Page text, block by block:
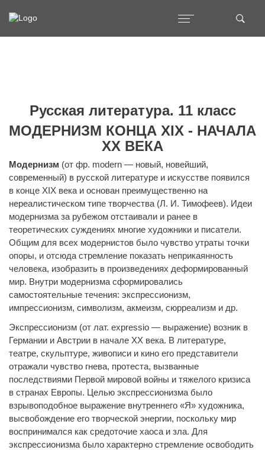
Русская литература. 11 класс
МОДЕРНИЗМ КОНЦА XIX - НАЧАЛА
XX ВЕКА
Модернизм (от фр. modern — новый, новейший,
современный) в русской литературе и искусстве появился
в конце XIX века и основан преимущественно на
нереалистическом типе творчества (Л. И. Тимофеев). Идеи
модернизма за рубежом отстаивали и ранее в
теоретических суждениях многие художники и писатели.
Общим для всех модернистов было чувство утраты точки
опоры, и отсюда стремление показать неприкаянность
человека, изобразить в произведениях деформированный
мир. Внутри модернизма сформировались
самостоятельные течения: экспрессионизм,
импрессионизм, символизм, акмеизм, сюрреализм и др.
Экспрессионизм (от лат. expressio — выражение) возник в
Германии и Австрии в начале XX века. В литературе,
театре, скульптуре, живописи и кино его представители
отражали чувство гнева, протеста, вызванные
последствиями Первой мировой войны и тяжелого кризиса
в странах Европы. Целью экспрессионизма было
взрывоподобное выражение внутреннего «Я» художника,
высвобождение его творческой энергии, поскольку мир
воспринимался как средоточие хаоса и зла. Для
экспрессионизма было характерно стремление освободить